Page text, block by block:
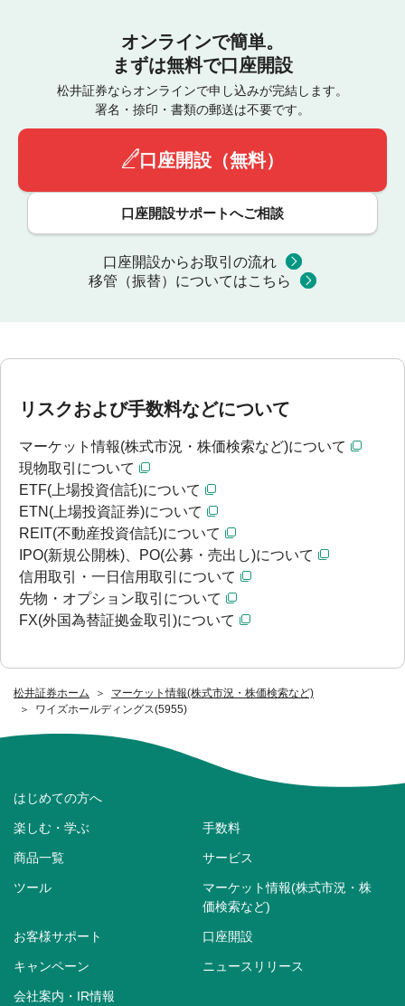
松井証券ホーム
マーケット情報(株式市況・株価検索など)
ワイズホールディングス(5955)
オンラインで簡単。
まずは無料で口座開設
松井証券ならオンラインで申し込みが完結します。
署名・捺印・書類の郵送は不要です。
口座開設（無料）
口座開設サポートへご相談
口座開設からお取引の流れ
移管（振替）についてはこちら
リスクおよび手数料などについて
マーケット情報(株式市況・株価検索など)について
現物取引について
ETF(上場投資信託)について
ETN(上場投資証券)について
REIT(不動産投資信託)について
IPO(新規公開株)、PO(公募・売出し)について
信用取引・一日信用取引について
先物・オプション取引について
FX(外国為替証拠金取引)について
はじめての方へ
楽しむ・学ぶ 手数料
商品一覧 サービス
ツール
マーケット情報(株式市況・株
価検索など)
お客様サポート 口座開設
キャンペーン ニュースリリース
会社案内・IR情報